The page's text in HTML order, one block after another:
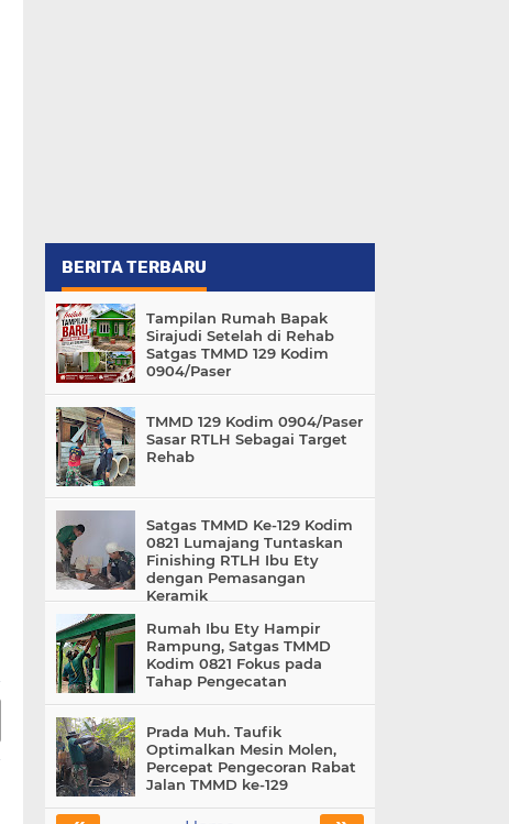
BERITA TERBARU
Tampilan Rumah Bapak
Sirajudi Setelah di Rehab
Satgas TMMD 129 Kodim
0904/Paser
TMMD 129 Kodim 0904/Paser
Sasar RTLH Sebagai Target
Rehab
Satgas TMMD Ke-129 Kodim
0821 Lumajang Tuntaskan
Finishing RTLH Ibu Ety
dengan Pemasangan
Keramik
Rumah Ibu Ety Hampir
Rampung, Satgas TMMD
Kodim 0821 Fokus pada
Tahap Pengecatan
Prada Muh. Taufik
Optimalkan Mesin Molen,
Percepat Pengecoran Rabat
Jalan TMMD ke-129